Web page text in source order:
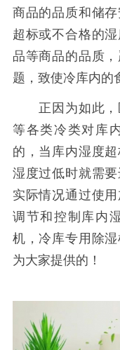
商品的品质和储
超标或不合格的
品等商品的品质
题，致使冷库内的
正因为如此，
等各类冷类对库
的，当库内湿度
湿度过低时就需
实际情况通过使
调节和控制库内
机，冷库专用除
为大家提供的！